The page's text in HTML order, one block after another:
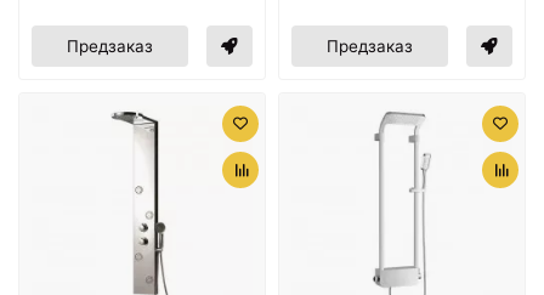
Предзаказ Предзаказ